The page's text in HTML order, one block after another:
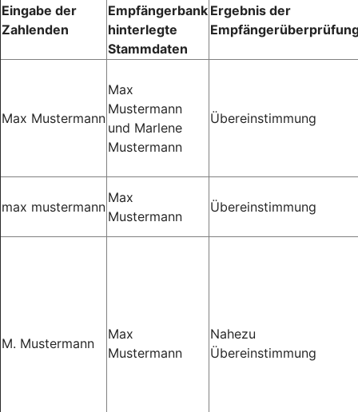
Eingabe der
Zahlenden
Empfängerbank
hinterlegte
Stammdaten
Ergebnis der
Max Mustermann
Max
Mustermann
und Marlene
Mustermann
Übereinstimmung
max mustermann
Max
Mustermann
Übereinstimmung
M. Mustermann
Max
Mustermann
Nahezu
Übereinstimmung